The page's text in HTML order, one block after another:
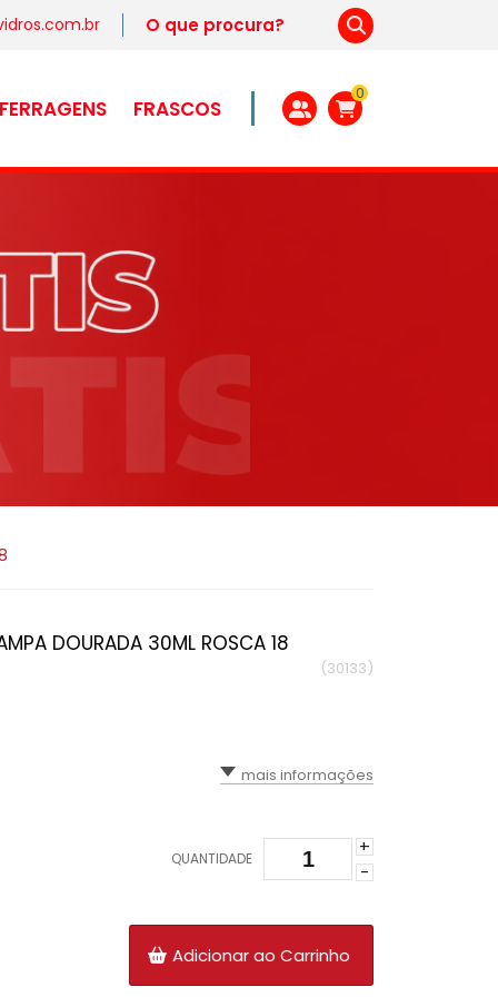
FERRAGENS FRASCOS
0
DOURADA 30ML ROSCA 18
(30133)
mais informações
QUANTIDADE
+
-
Adicionar ao Carrinho